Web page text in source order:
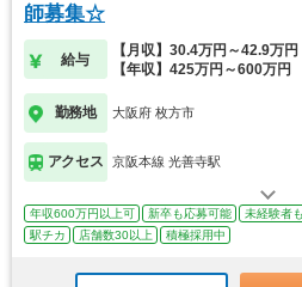
師募集☆
給与
【月収】30.4万円～42.9万円
【年収】425万円～600万円
勤務地 大阪府 枚方市
アクセス 京阪本線 光善寺駅
年収600万円以上可 新卒も応募可能 未経験者
駅チカ
店舗数30以上 積極採用中